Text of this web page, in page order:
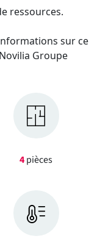
ressources.
sur ce
Groupe
4pièces